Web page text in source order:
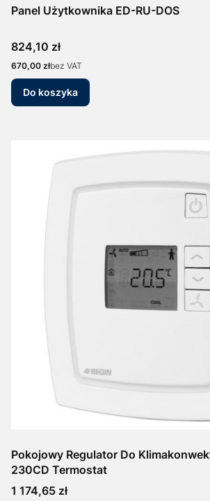
Panel Użytkownika ED-RU-DOS
Cena
824,10 zł
Cena
670,00 złbez VAT
Do koszyka
Pokojowy Regulator Do
230CD Termostat
Cena
1 174,65 zł